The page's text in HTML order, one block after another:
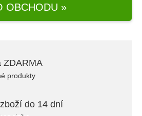
OBCHODU »
ZDARMA
produkty
do 14 dní